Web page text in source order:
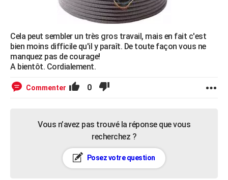
Cela peut sembler un très gros travail, mais en fait c'est
bien moins difficile qu'il y paraît. De toute façon vous ne
manquez pas de courage!
A bientôt. Cordialement.
Commenter 0
Vous n’avez pas trouvé la réponse que vous
recherchez ?
Posez votre question